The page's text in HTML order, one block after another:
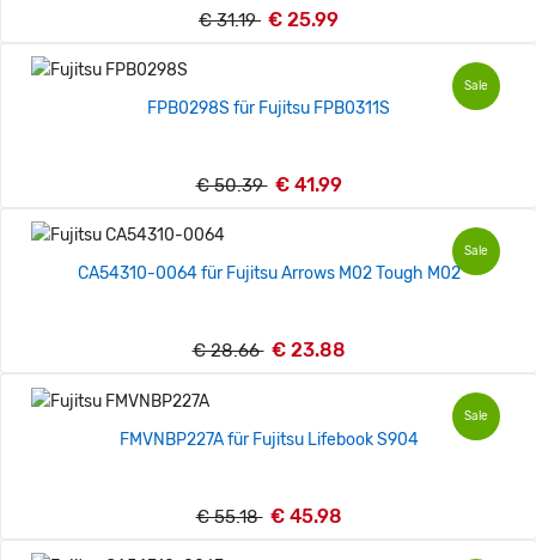
€ 31.19 € 25.99
Sale
FPB0298S für Fujitsu FPB0311S
€ 50.39 € 41.99
Sale
CA54310-0064 für Fujitsu Arrows M02 Tough M02
€ 28.66 € 23.88
Sale
FMVNBP227A für Fujitsu Lifebook S904
€ 55.18 € 45.98